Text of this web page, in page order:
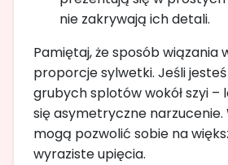
nie zakrywają ich detali.
Pamiętaj, że sposób wiązania
proporcje sylwetki. Jeśli jesteś
grubych splotów wokół szyi –
się asymetryczne narzucenie.
mogą pozwolić sobie na
wyraziste upięcia.